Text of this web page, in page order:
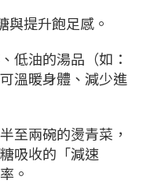
與提升飽足感。
低油的湯品（如：
溫暖身體、減少進
至兩碗的燙青菜，
吸收的「減速
。